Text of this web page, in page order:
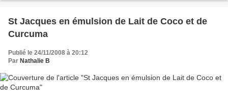
St Jacques en émulsion de Lait de Coco et de
Curcuma
Publié le 24/11/2008 à 20:12
Par Nathalie B